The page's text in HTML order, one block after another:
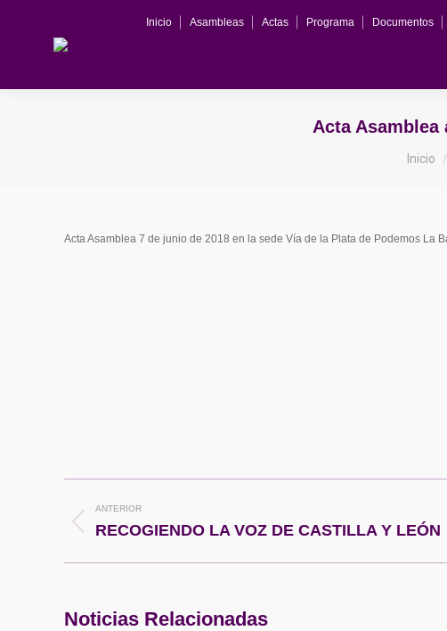
Inicio Asambleas Actas Programa Documentos
Acta Asamblea
Inicio
Acta Asamblea 7 de junio de 2018 en la sede Vía de la Plata de Podemos La
entre
publicaciones
ANTERIOR
Publicación
RECOGIENDO LA VOZ DE CASTILLA Y LEÓN
Noticias Relacionadas